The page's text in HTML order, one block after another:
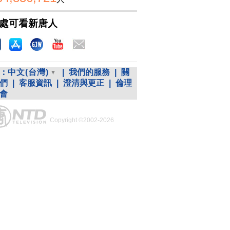
可看新唐人
中文(台灣) 我們的服務
關
客服資訊 澄清與更正
倫理
Copyright ©2002-2026